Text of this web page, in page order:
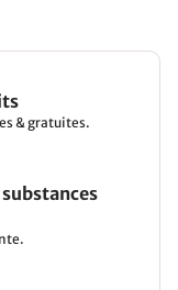
& gratuites.